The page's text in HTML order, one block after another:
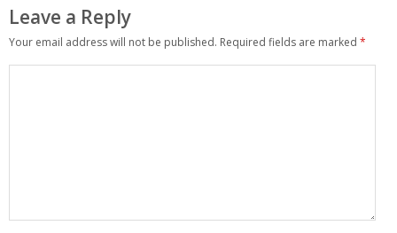
Leave a Reply
Your email address will not be published. Required fields are marked *